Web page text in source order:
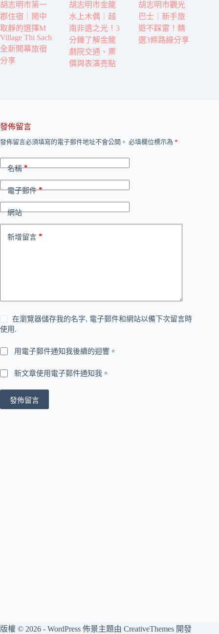
胡志明市第一
郡住宿｜鬧中
取靜的選擇M
Village Thi Sach
全新開幕旅宿
分享
胡志明市金龍
水上木偶｜越
南非遺之光！3
分鐘了解金龍
劇院交通、票
價與表演亮點
胡志明市觀光
巴士｜新手旅
遊不踩雷！精
選3條路線分享
發佈留言
發佈留言必須填寫的電子郵件地址不會公開。 必填欄位標示為 *
名稱*
電子郵件*
網站
新增留言 *
在瀏覽器儲存我的名字, 電子郵件和網站以備下次留言時
使用.
用電子郵件通知我後續的迴響。
新文章使用電子郵件通知我。
發佈留言
版權 © 2026 - WordPress 佈景主題由 CreativeThemes 開發